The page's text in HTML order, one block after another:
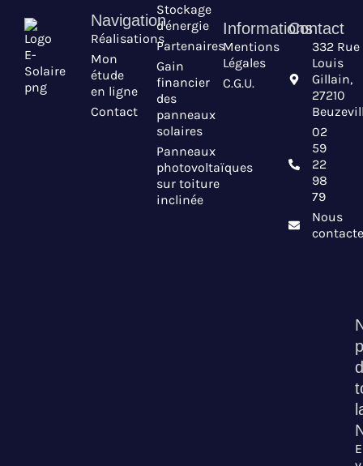
Navigation
Réalisations
Mon
étude
en ligne
Contact
Stockage
d'énergie
Partenaires
Gain
financier
des
panneaux
solaires
Panneaux
photovoltaïques
sur toiture
inclinée
Informations
Mentions
Légales
C.G.U.
Contact
332 Rue
Louis
Gillain,
27210
02
59
22
98
79
Nous
E